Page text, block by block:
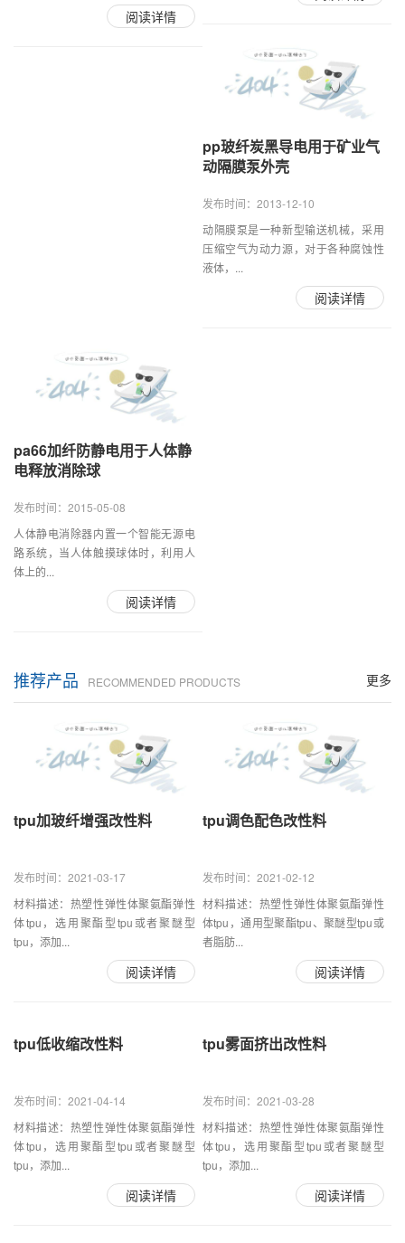
阅读详情
pp玻纤炭黑导电用于矿业气
动隔膜泵外壳
发布时间：2013-12-10
动隔膜泵是一种新型输送机械，采用
压缩空气为动力源，对于各种腐蚀性
液体，...
阅读详情
pa66加纤防静电用于人体静
电释放消除球
发布时间：2015-05-08
人体静电消除器内置一个智能无源电
路系统，当人体触摸球体时，利用人
体上的...
阅读详情
更多
推荐产品 RECOMMENDED PRODUCTS
tpu加玻纤增强改性料
发布时间：2021-03-17
材料描述：热塑性弹性体聚氨酯弹性
体tpu，选用聚酯型tpu或者聚醚型
tpu，添加...
阅读详情
tpu调色配色改性料
发布时间：2021-02-12
材料描述：热塑性弹性体聚氨酯弹性
体tpu，通用型聚酯tpu、聚醚型tpu或
者脂肪...
阅读详情
tpu低收缩改性料
发布时间：2021-04-14
材料描述：热塑性弹性体聚氨酯弹性
体tpu，选用聚酯型tpu或者聚醚型
tpu，添加...
阅读详情
tpu雾面挤出改性料
发布时间：2021-03-28
材料描述：热塑性弹性体聚氨酯弹性
体tpu，选用聚酯型tpu或者聚醚型
tpu，添加...
阅读详情